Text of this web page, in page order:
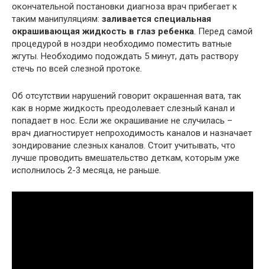
окончательной постановки диагноза врач прибегает к
таким манипуляциям: заливается специальная
окрашивающая жидкость в глаз ребенка. Перед самой
процедурой в ноздри необходимо поместить ватные
жгуты. Необходимо подождать 5 минут, дать раствору
стечь по всей слезной протоке.
Об отсутствии нарушений говорит окрашенная вата, так
как в норме жидкость преодолевает слезный канал и
попадает в нос. Если же окрашивание не случилась –
врач диагностирует непроходимость каналов и назначает
зондирование слезных каналов. Стоит учитывать, что
лучше проводить вмешательство деткам, которым уже
исполнилось 2-3 месяца, не раньше.